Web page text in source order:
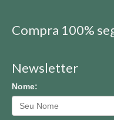
Compra 100%
Newsletter
Nome: